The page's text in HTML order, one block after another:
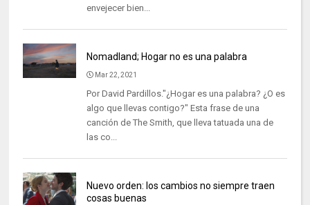
envejecer bien...
Nomadland; Hogar no es una palabra
Mar 22, 2021
Por David Pardillos."¿Hogar es una palabra? ¿O es
algo que llevas contigo?" Esta frase de una
canción de The Smith, que lleva tatuada una de
las co...
Nuevo orden: los cambios no siempre traen
cosas buenas